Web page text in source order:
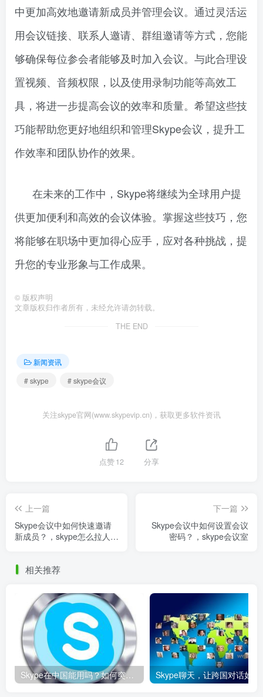
中更加高效地邀请新成员并管理会议。通过灵活运
用会议链接、联系人邀请、群组邀请等方式，您能
够确保每位参会者能够及时加入会议。与此合理设
置视频、音频权限，以及使用录制功能等高效工
具，将进一步提高会议的效率和质量。希望这些技
巧能帮助您更好地组织和管理Skype会议，提升工
作效率和团队协作的效果。
在未来的工作中，Skype将继续为全球用户提
供更加便利和高效的会议体验。掌握这些技巧，您
将能够在职场中更加得心应手，应对各种挑战，提
升您的专业形象与工作成果。
© 版权声明
文章版权归作者所有，未经允许请勿转载。
THE END
新闻资讯
# skype
# skype会议
关注skype官网(www.skypevip.cn)，获取更多软件资讯
点赞12 分享
上一篇
Skype会议中如何快速邀请
新成员？，skype怎么拉人进
下一篇
Skype会议中如何设置会议
密码？，skype会议室
相关推荐
Skype在中国能用吗？如何突破限制畅享全球通话